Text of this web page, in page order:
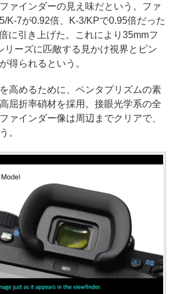
ァインダーの見え味だという。ファ
K-7が0.92倍、K-3/KPで0.95倍だった
に引き上げた。これにより35mmフ
リーズに匹敵する見かけ視界とピン
得られるという。
高めるために、ペンタプリズムの素
屈折率硝材を採用。接眼光学系の全
ァインダー像は周辺までクリアで、
。